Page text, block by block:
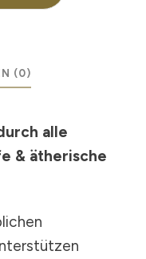
(0)
alle
& ätherische